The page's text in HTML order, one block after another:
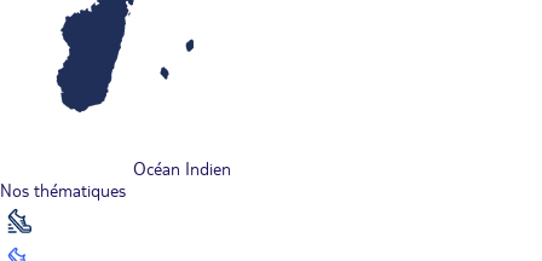
Océan Indien
Nos thématiques